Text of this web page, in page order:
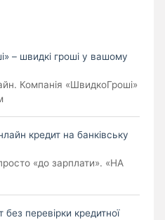
– швидкі гроші у вашому
Компанія «ШвидкоГроші»
кредит на банківську
«до зарплати». «НА
без перевірки кредитної